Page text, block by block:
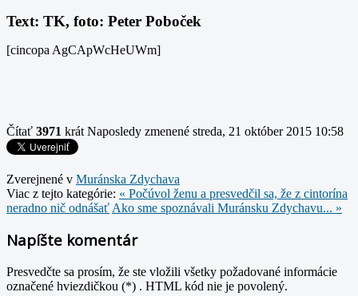
Text: TK, foto: Peter Poboček
[cincopa AgCApWcHeUWm]
Čítať 3971 krát Naposledy zmenené streda, 21 október 2015 10:58
Zverejnené v Muránska Zdychava
Viac z tejto kategórie: « Počúvol ženu a presvedčil sa, že z cintorína
neradno nič odnášať Ako sme spoznávali Muránsku Zdychavu... »
Napíšte komentár
Presvedčte sa prosím, že ste vložili všetky požadované informácie
označené hviezdičkou (*) . HTML kód nie je povolený.